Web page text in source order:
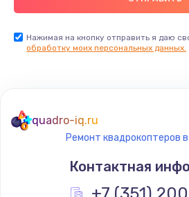
Нажимая на кнопку отправить я даю
обработку моих персональных данных.
quadro-iq.ru
Ремонт квадрокоптеров
Контактная